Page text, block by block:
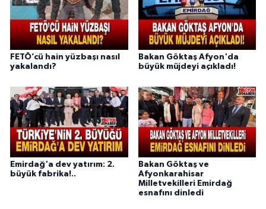
FETÖ’cü hain yüzbaşı nasıl
yakalandı?
Bakan Göktaş Afyon'da
büyük müjdeyi açıkladı!
Emirdağ'a dev yatırım: 2.
büyük fabrika!..
Bakan Göktaş ve
Afyonkarahisar
Milletvekilleri Emirdağ
esnafını dinledi